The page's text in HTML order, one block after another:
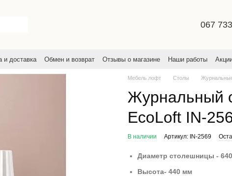
067
и доставка Обмен и возврат Отзывы о магазине Наши работы
Мебель лофт Столы
Журнальный
EcoLoft IN-
В наличии Артикул: IN-2569
Диаметр столешницы -
Высота- 440 мм